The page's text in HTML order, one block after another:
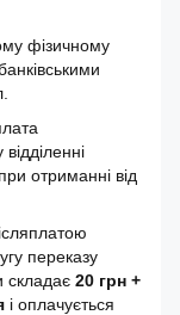
фізичному
отриманні від
переказу
складає 20 грн +
і оплачується